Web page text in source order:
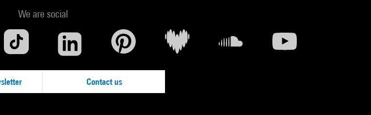
We are social
Contact us